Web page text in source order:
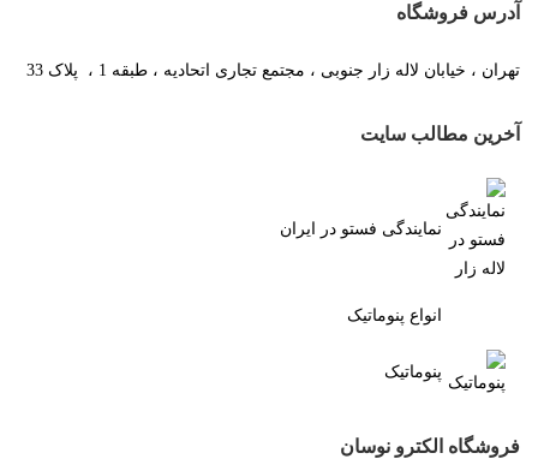
آدرس فروشگاه
تهران ، خیابان لاله زار جنوبی ، مجتمع تجاری اتحادیه ، طبقه 1 ، پلاک 33
آخرین مطالب سایت
نمایندگی فستو در ایران
انواع پنوماتیک
پنوماتیک
فروشگاه الکترو نوسان